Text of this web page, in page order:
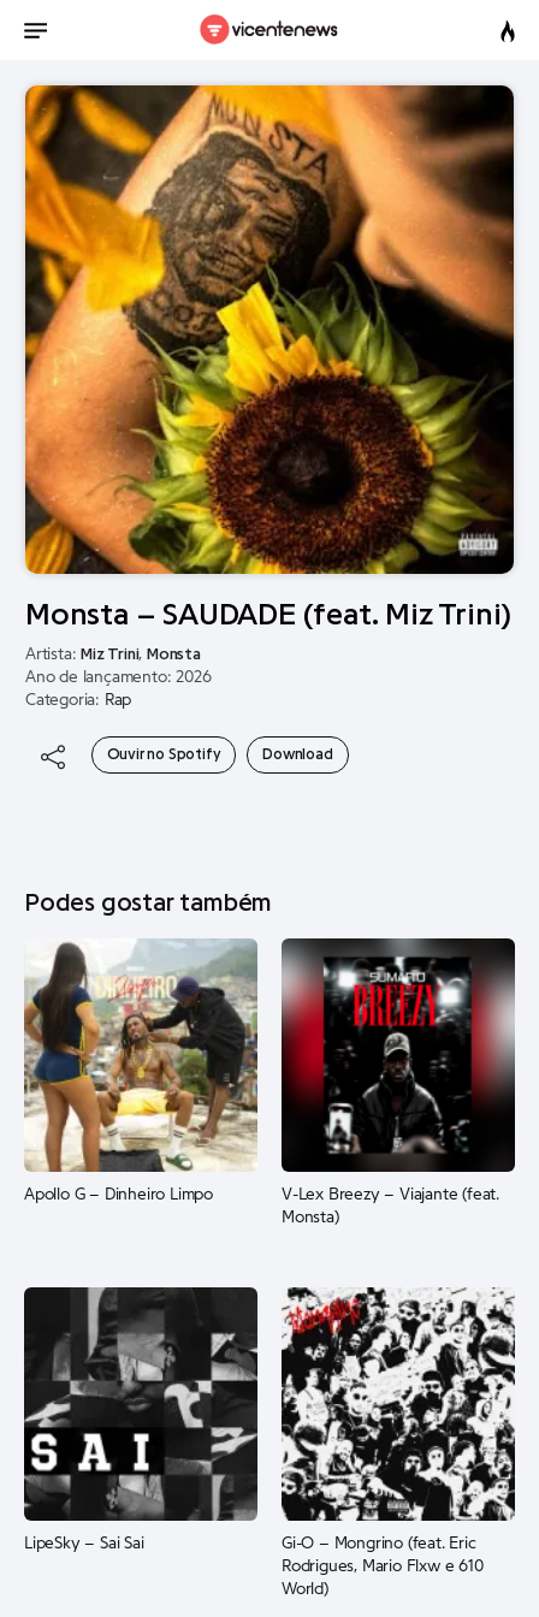
Monsta – SAUDADE (feat. Miz Trini)
Artista: Miz Trini, Monsta
Ano de lançamento: 2026
Categoria: Rap
Ouvir no Spotify Download
Podes gostar também
Apollo G – Dinheiro Limpo
V-Lex Breezy – Viajante (feat.
Monsta)
LipeSky – Sai Sai
Gi-O – Mongrino (feat. Eric
Rodrigues, Mario Flxw e 610
World)